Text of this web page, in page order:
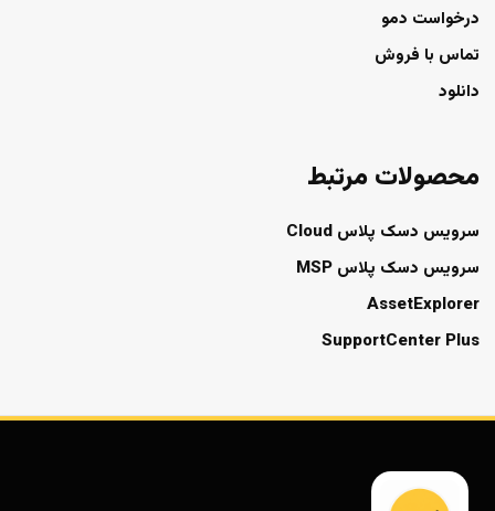
درخواست دمو
تماس با فروش
دانلود
محصولات مرتبط
سرویس دسک پلاس Cloud
سرویس دسک پلاس MSP
AssetExplorer
SupportCenter Plus